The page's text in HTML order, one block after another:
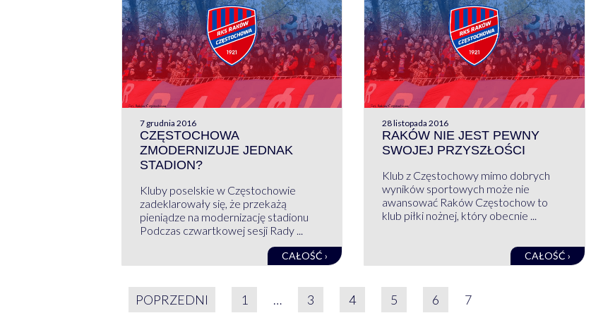
7 grudnia 2016
CZĘSTOCHOWA
ZMODERNIZUJE JEDNAK
STADION?
Kluby poselskie w Częstochowie
zadeklarowały się, że przekażą
pieniądze na modernizację stadionu
Podczas czwartkowej sesji Rady ...
CAŁOŚĆ ›
28 listopada 2016
RAKÓW NIE JEST PEWNY
SWOJEJ PRZYSZŁOŚCI
Klub z Częstochowy mimo dobrych
wyników sportowych może nie
awansować Raków Częstochow to
klub piłki nożnej, który obecnie ...
CAŁOŚĆ ›
STRONICOWANIE WPISÓW
POPRZEDNI 1 … 3 4 5 6 7